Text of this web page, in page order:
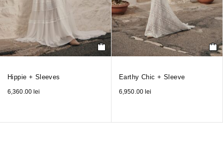
Hippie + Sleeves
6,360.00 lei
Earthy Chic + Sleeve
6,950.00 lei